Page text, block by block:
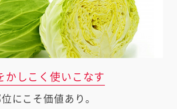
かしこく使いこなす
にこそ価値あり。